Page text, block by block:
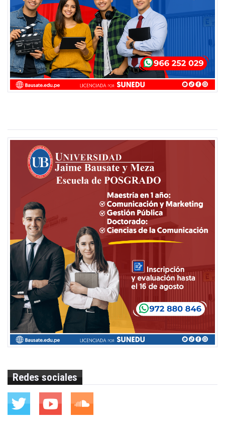
Redes sociales